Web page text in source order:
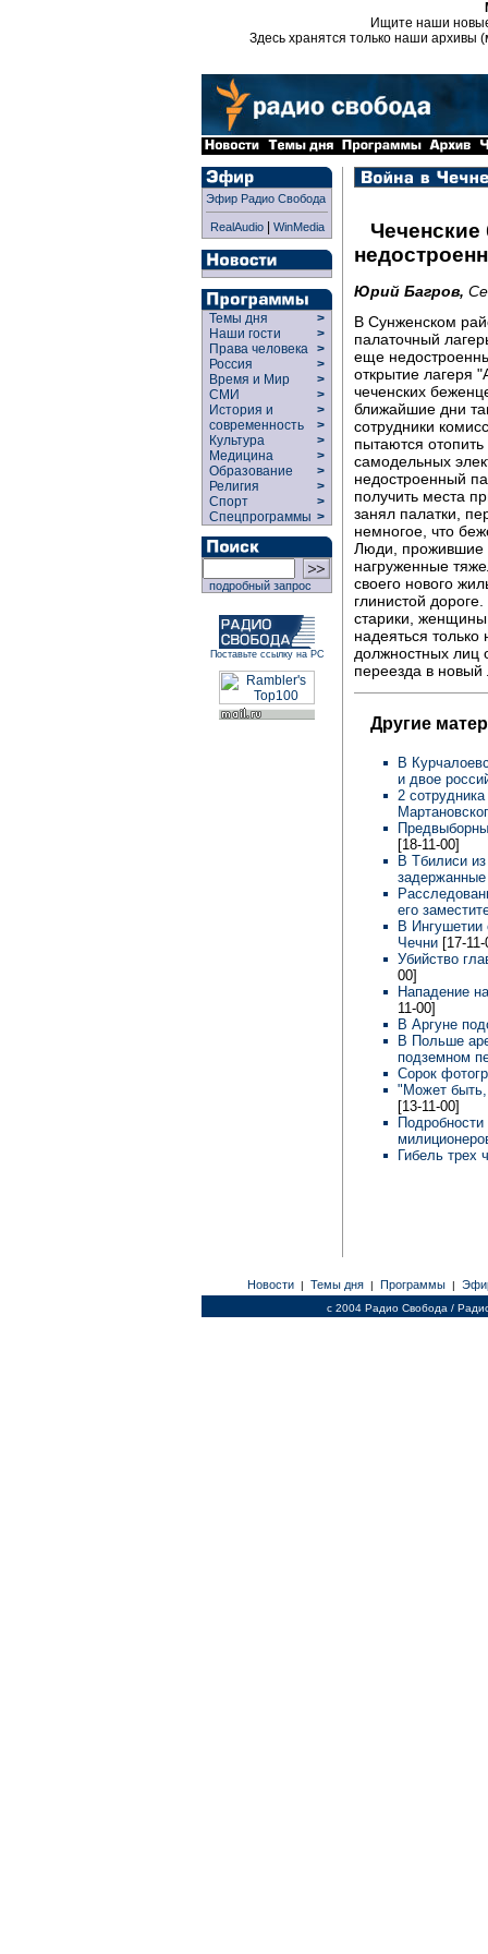
Ищите наши
Здесь хранятся только наши архивы
Эфир Радио Свобода
RealAudio| WinMedia
Темы дня
>
Наши гости
>
Права человека >
Россия
>
Время и Мир
>
СМИ
>
История и
современность
>
>
Культура
>
Медицина
>
Образование
>
Религия
>
Спорт
>
Спецпрограммы >
подробный запрос
Поставьте ссылку на РС
Юрий Багров,
В Сунженском
палаточный
еще
открытие лагеря
чеченских
ближайшие дни
сотрудники
пытаются
самодельных
недостроенный
получить места
занял палатки,
немногое, что
Люди, прожившие
нагруженные
своего нового
глинистой
старики,
надеяться
должностных лиц
переезда в новый
Другие
В
и двое
2
[18-11-00]
В Тбилиси
его
В Ингушетии
Чечни [17-
Убийство
00]
Нападение
11-00]
В Аргуне
В Польше
подземном
Сорок
"Может быть,
[13-11-00]
Гибель трех
Новости | Темы дня | Программы |
c 2004 Радио Свобода /